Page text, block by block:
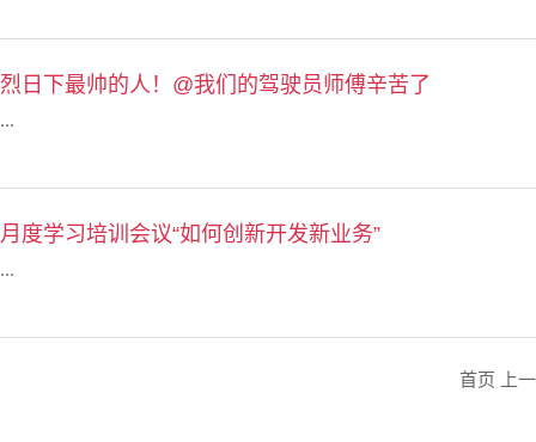
烈日下最帅的人！@我们的驾驶员师傅辛苦了
...
月度学习培训会议“如何创新开发新业务”
...
首页 上